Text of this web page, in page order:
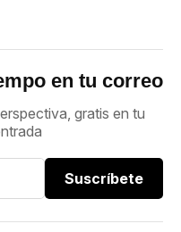
en tu correo
gratis en tu
Suscríbete